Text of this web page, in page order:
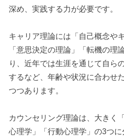
深め、実践する力が必要です。
キャリア理論には「自己概念や
「意思決定の理論」「転機の理
り、近年では生涯を通じて自ら
するなど、年齢や状況に合わせ
つつあります。
カウンセリング理論は、大きく
心理学」「行動心理学」の3つ